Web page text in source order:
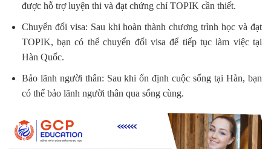
được hỗ trợ luyện thi và đạt chứng chỉ TOPIK cần thiết.
Chuyển đổi visa: Sau khi hoàn thành chương trình học và đạt
TOPIK, bạn có thể chuyển đổi visa để tiếp tục làm việc tại
Hàn Quốc.
Bảo lãnh người thân: Sau khi ổn định cuộc sống tại Hàn, bạn
có thể bảo lãnh người thân qua sống cùng.